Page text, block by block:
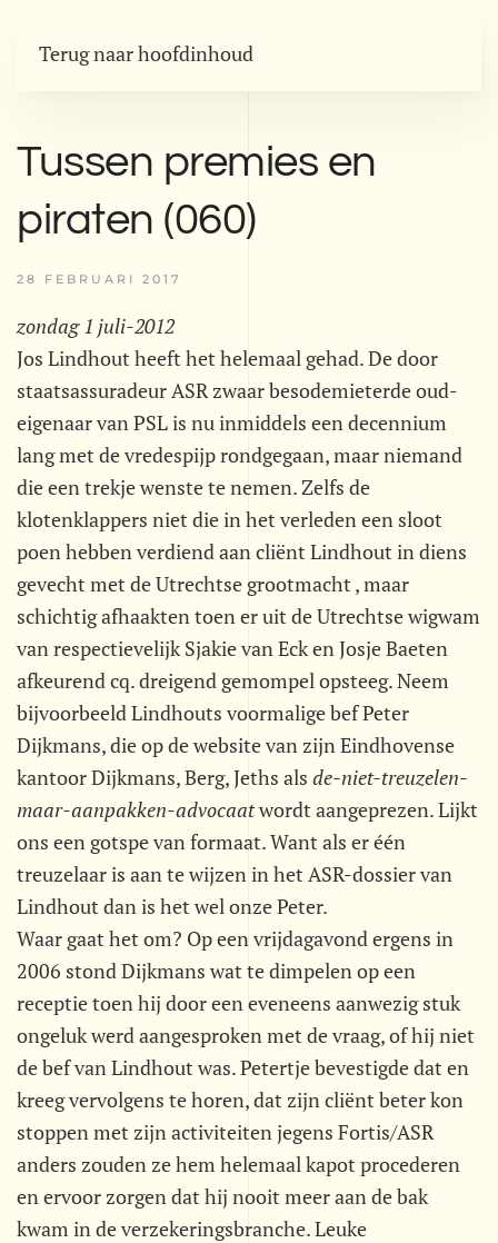
Terug naar hoofdinhoud
Tussen premies en
piraten (060)
28 FEBRUARI 2017
zondag 1 juli-2012
Jos Lindhout heeft het helemaal gehad. De door
staatsassuradeur ASR zwaar besodemieterde oud-
eigenaar van PSL is nu inmiddels een decennium
lang met de vredespijp rondgegaan, maar niemand
die een trekje wenste te nemen. Zelfs de
klotenklappers niet die in het verleden een sloot
poen hebben verdiend aan cliënt Lindhout in diens
gevecht met de Utrechtse grootmacht , maar
schichtig afhaakten toen er uit de Utrechtse wigwam
van respectievelijk Sjakie van Eck en Josje Baeten
afkeurend cq. dreigend gemompel opsteeg. Neem
bijvoorbeeld Lindhouts voormalige bef Peter
Dijkmans, die op de website van zijn Eindhovense
kantoor Dijkmans, Berg, Jeths als  de-niet-treuzelen-
maar-aanpakken-advocaat wordt aangeprezen. Lijkt
ons een gotspe van formaat. Want als er één
treuzelaar is aan te wijzen in het ASR-dossier van
Lindhout dan is het wel onze Peter.
Waar gaat het om? Op een vrijdagavond ergens in
2006 stond Dijkmans wat te dimpelen op een
receptie toen hij door een eveneens aanwezig stuk
ongeluk werd aangesproken met de vraag, of hij niet
de bef van Lindhout was. Petertje bevestigde dat en
kreeg vervolgens te horen, dat zijn cliënt beter kon
stoppen met zijn activiteiten jegens Fortis/ASR
anders zouden ze hem helemaal kapot procederen
en ervoor zorgen dat hij nooit meer aan de bak
kwam in de verzekeringsbranche. Leuke